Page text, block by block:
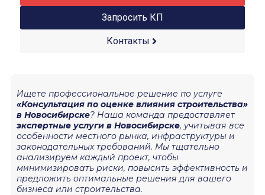
Запросить КП
Контакты
Ищете профессиональное решение по услуге
«Консультация по оценке влияния строительства»
в Новосибирске? Наша команда предоставляет
экспертные услуги в Новосибирске, учитывая все
особенности местного рынка, инфраструктуры и
законодательных требований. Мы тщательно
анализируем каждый проект, чтобы
минимизировать риски, повысить эффективность и
предложить оптимальные решения для вашего
бизнеса или строительства.